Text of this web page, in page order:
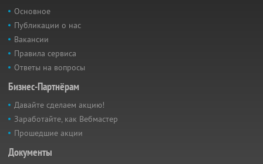
Основное
Публикации о нас
Вакансии
Правила сервиса
Ответы на вопросы
Бизнес-Партнёрам
Давайте сделаем акцию!
Заработайте, как Вебмастер
Прошедшие акции
Документы